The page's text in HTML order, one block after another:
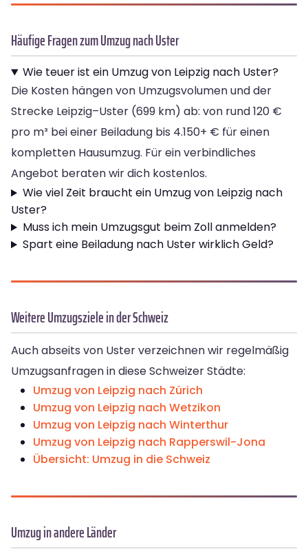
Häufige Fragen zum Umzug nach Uster
Wie teuer ist ein Umzug von Leipzig nach Uster?
Die Kosten hängen von Umzugsvolumen und der
Strecke Leipzig–Uster (699 km) ab: von rund 120 €
pro m³ bei einer Beiladung bis 4.150+ € für einen
kompletten Hausumzug. Für ein verbindliches
Angebot beraten wir dich kostenlos.
Wie viel Zeit braucht ein Umzug von Leipzig nach
Uster?
Muss ich mein Umzugsgut beim Zoll anmelden?
Spart eine Beiladung nach Uster wirklich Geld?
Weitere Umzugsziele in der Schweiz
Auch abseits von Uster verzeichnen wir regelmäßig
Umzugsanfragen in diese Schweizer Städte:
Umzug von Leipzig nach Zürich
Umzug von Leipzig nach Wetzikon
Umzug von Leipzig nach Winterthur
Umzug von Leipzig nach Rapperswil-Jona
Übersicht: Umzug in die Schweiz
Umzug in andere Länder